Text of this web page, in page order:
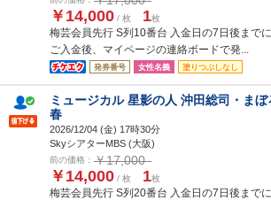
￥14,000 / 枚 1枚
梅芸会員先行 S列10番台 入金日の7日後まで
ご入金後、マイページの連絡ボードで発...
発券番号 女性名義 塗りつぶしなし
ミュージカル 星影の人 沖田総司・ま
春
2026/12/04 (金) 17時30分
SkyシアターMBS (大阪)
前の価格： ￥17,000
￥14,000 / 枚 1枚
梅芸会員先行 S列20番台 入金日の7日後まで